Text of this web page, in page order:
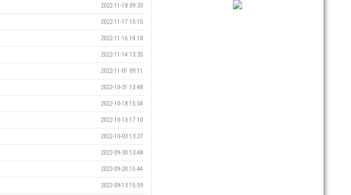
2022-11-18 09:20
2022-11-17 15:15
2022-11-16 14:18
2022-11-14 13:35
2022-11-01 09:11
2022-10-31 13:48
2022-10-18 15:54
2022-10-13 17:10
2022-10-03 13:27
2022-09-30 13:48
2022-09-20 15:44
2022-09-13 15:59